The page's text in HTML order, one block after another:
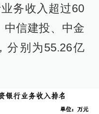
务收入超过60
中信建投、中金
分别为55.26亿